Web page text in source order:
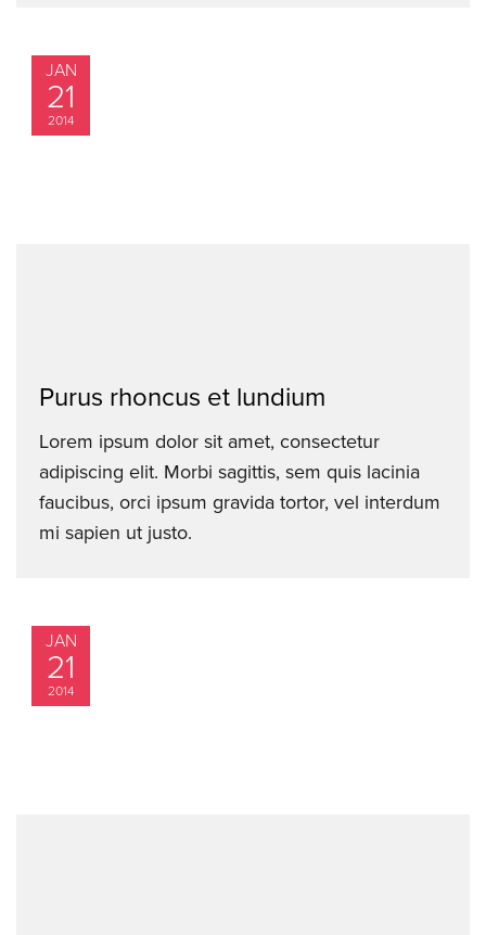
JAN
21
2014
Purus rhoncus et lundium
Lorem ipsum dolor sit amet, consectetur
adipiscing elit. Morbi sagittis, sem quis lacinia
faucibus, orci ipsum gravida tortor, vel interdum
mi sapien ut justo.
JAN
21
2014